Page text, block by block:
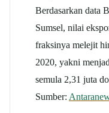
Berdasarkan data
Sumsel, nilai
fraksinya melejit
2020, yakni
semula 2,31 juta
Sumber: